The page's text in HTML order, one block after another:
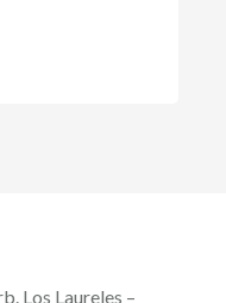
Los Laureles –